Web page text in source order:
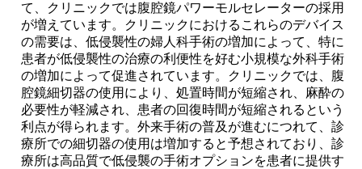
て、クリニックでは腹腔鏡パワーモルセレーターの採用
が増えています。クリニックにおけるこれらのデバイス
の需要は、低侵襲性の婦人科手術の増加によって、特に
患者が低侵襲性の治療の利便性を好む小規模な外科手術
の増加によって促進されています。クリニックでは、腹
腔鏡細切器の使用により、処置時間が短縮され、麻酔の
必要性が軽減され、患者の回復時間が短縮されるという
利点が得られます。外来手術の普及が進むにつれて、診
療所での細切器の使用は増加すると予想されており、診
療所は高品質で低侵襲の手術オプションを患者に提供す